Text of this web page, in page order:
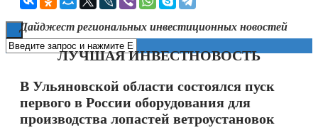
Дайджест региональных инвестиционных новостей
ЛУЧШАЯ ИНВЕСТНОВОСТЬ
В Ульяновской области состоялся пуск
первого в России оборудования для
производства лопастей ветроустановок